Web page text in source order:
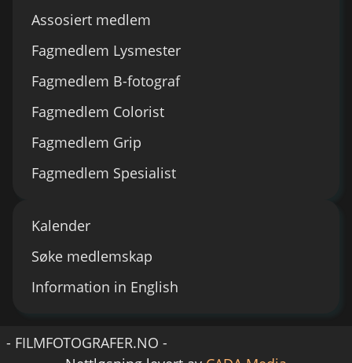
Assosiert medlem
Fagmedlem Lysmester
Fagmedlem B-fotograf
Fagmedlem Colorist
Fagmedlem Grip
Fagmedlem Spesialist
Kalender
Søke medlemskap
Information in English
- FILMFOTOGRAFER.NO -